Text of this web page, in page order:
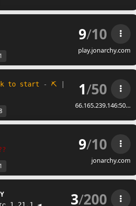
9/10
play.jonarchy.com
to start - ⛏ Nations Wars
1/50
66.165.239.146:50…
? 9/10
jonarchy.com
L
3/200